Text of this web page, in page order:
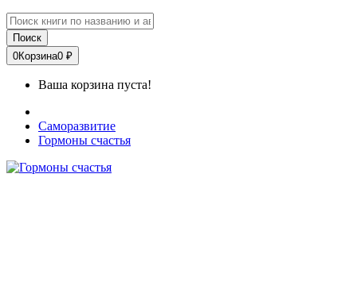
Поиск
0Корзина0 ₽
Ваша корзина пуста!
Саморазвитие
Гормоны счастья